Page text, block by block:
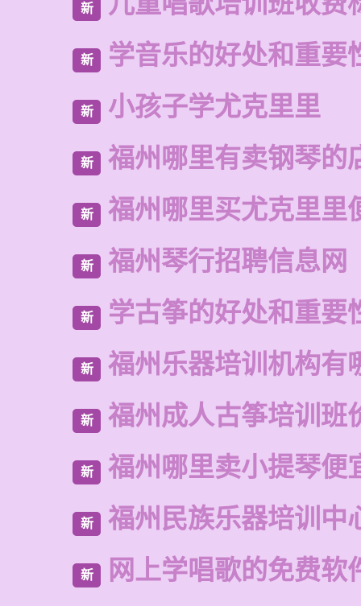
新
新 学音乐的好处和重要
新 小孩子学尤克里里
新 福州哪里有卖钢琴的
新 福州哪里买尤克里里
新 福州琴行招聘信息网
新 学古筝的好处和重要
新 福州乐器培训机构有
新 福州成人古筝培训班
新 福州哪里卖小提琴便
新 福州民族乐器培训中
新 网上学唱歌的免费软